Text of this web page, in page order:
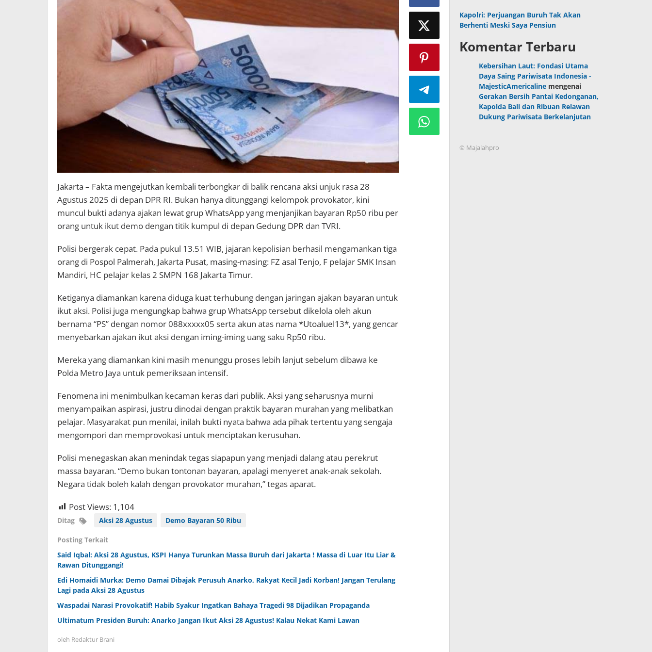
Jakarta – Fakta mengejutkan kembali terbongkar di balik rencana aksi unjuk rasa 28
Agustus 2025 di depan DPR RI. Bukan hanya ditunggangi kelompok provokator, kini
muncul bukti adanya ajakan lewat grup WhatsApp yang menjanjikan bayaran Rp50 ribu per
orang untuk ikut demo dengan titik kumpul di depan Gedung DPR dan TVRI.
Polisi bergerak cepat. Pada pukul 13.51 WIB, jajaran kepolisian berhasil mengamankan tiga
orang di Pospol Palmerah, Jakarta Pusat, masing-masing: FZ asal Tenjo, F pelajar SMK Insan
Mandiri, HC pelajar kelas 2 SMPN 168 Jakarta Timur.
Ketiganya diamankan karena diduga kuat terhubung dengan jaringan ajakan bayaran untuk
ikut aksi. Polisi juga mengungkap bahwa grup WhatsApp tersebut dikelola oleh akun
bernama “PS” dengan nomor 088xxxxx05 serta akun atas nama *Utoaluel13*, yang gencar
menyebarkan ajakan ikut aksi dengan iming-iming uang saku Rp50 ribu.
Mereka yang diamankan kini masih menunggu proses lebih lanjut sebelum dibawa ke
Polda Metro Jaya untuk pemeriksaan intensif.
Fenomena ini menimbulkan kecaman keras dari publik. Aksi yang seharusnya murni
menyampaikan aspirasi, justru dinodai dengan praktik bayaran murahan yang melibatkan
pelajar. Masyarakat pun menilai, inilah bukti nyata bahwa ada pihak tertentu yang sengaja
mengompori dan memprovokasi untuk menciptakan kerusuhan.
Polisi menegaskan akan menindak tegas siapapun yang menjadi dalang atau perekrut
massa bayaran. “Demo bukan tontonan bayaran, apalagi menyeret anak-anak sekolah.
Negara tidak boleh kalah dengan provokator murahan,” tegas aparat.
Post Views: 1,104
Ditag Aksi 28 Agustus Demo Bayaran 50 Ribu
Posting Terkait
Said Iqbal: Aksi 28 Agustus, KSPI Hanya Turunkan Massa Buruh dari Jakarta ! Massa di Luar Itu Liar &
Rawan Ditunggangi!
Edi Homaidi Murka: Demo Damai Dibajak Perusuh Anarko, Rakyat Kecil Jadi Korban! Jangan Terulang
Lagi pada Aksi 28 Agustus
Waspadai Narasi Provokatif! Habib Syakur Ingatkan Bahaya Tragedi 98 Dijadikan Propaganda
Ultimatum Presiden Buruh: Anarko Jangan Ikut Aksi 28 Agustus! Kalau Nekat Kami Lawan
oleh Redaktur Brani
Kapolri: Perjuangan Buruh Tak Akan
Berhenti Meski Saya Pensiun
Komentar Terbaru
Kebersihan Laut: Fondasi Utama
Daya Saing Pariwisata Indonesia -
MajesticAmericaline mengenai
Gerakan Bersih Pantai Kedonganan,
Kapolda Bali dan Ribuan Relawan
Dukung Pariwisata Berkelanjutan
© Majalahpro